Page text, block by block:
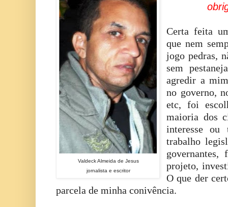
Valdeck Almeida de Jesus
jornalista e escritor
Certa feita
que nem
jogo pedras,
sem
agredir a
no governo,
etc, foi
maioria dos
interesse ou
trabalho
governantes,
projeto,
O que der
parcela de minha conivência.